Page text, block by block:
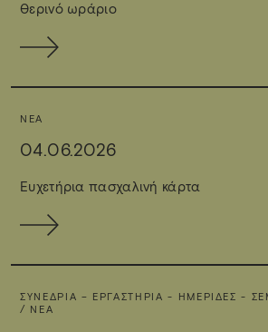
Θερινό ωράριο
ΝΈΑ
04.06.2026
Ευχετήρια πασχαλινή κάρτα
ΣΥΝΈΔΡΙΑ – ΕΡΓΑΣΤΉΡΙΑ - ΗΜΕΡΊΔΕΣ -
/ ΝΈΑ